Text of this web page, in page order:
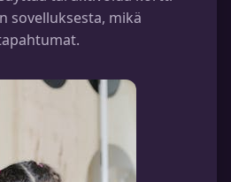
sovelluksesta, mikä